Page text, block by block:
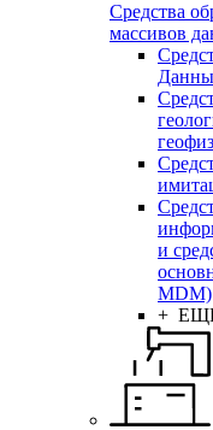
Средства
массивов
и
MDM)
+